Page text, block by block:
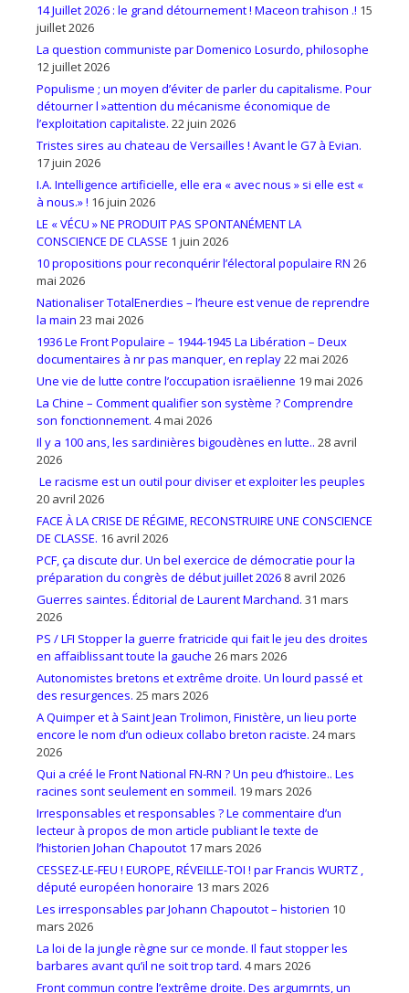
14 Juillet 2026 : le grand détournement ! Maceon trahison .! 15
juillet 2026
La question communiste par Domenico Losurdo, philosophe
12 juillet 2026
Populisme ; un moyen d’éviter de parler du capitalisme. Pour
détourner l »attention du mécanisme économique de
l’exploitation capitaliste. 22 juin 2026
Tristes sires au chateau de Versailles ! Avant le G7 à Evian.
17 juin 2026
I.A. Intelligence artificielle, elle era « avec nous » si elle est «
à nous.» ! 16 juin 2026
LE « VÉCU » NE PRODUIT PAS SPONTANÉMENT LA
CONSCIENCE DE CLASSE 1 juin 2026
10 propositions pour reconquérir l’électoral populaire RN 26
mai 2026
Nationaliser TotalEnerdies – l’heure est venue de reprendre
la main 23 mai 2026
1936 Le Front Populaire – 1944-1945 La Libération – Deux
documentaires à nr pas manquer, en replay22 mai 2026
Une vie de lutte contre l’occupation israëlienne 19 mai 2026
La Chine – Comment qualifier son système ? Comprendre
son fonctionnement. 4 mai 2026
Il y a 100 ans, les sardinières bigoudènes en lutte.. 28 avril
2026
Le racisme est un outil pour diviser et exploiter les peuples
20 avril 2026
FACE À LA CRISE DE RÉGIME, RECONSTRUIRE UNE CONSCIENCE
DE CLASSE. 16 avril 2026
PCF, ça discute dur. Un bel exercice de démocratie pour la
préparation du congrès de début juillet 2026 8 avril 2026
Guerres saintes. Éditorial de Laurent Marchand. 31 mars
2026
PS / LFI Stopper la guerre fratricide qui fait le jeu des droites
en affaiblissant toute la gauche 26 mars 2026
Autonomistes bretons et extrême droite. Un lourd passé et
des resurgences. 25 mars 2026
A Quimper et à Saint Jean Trolimon, Finistère, un lieu porte
encore le nom d’un odieux collabo breton raciste. 24 mars
2026
Qui a créé le Front National FN-RN ? Un peu d’histoire.. Les
racines sont seulement en sommeil. 19 mars 2026
Irresponsables et responsables ? Le commentaire d’un
lecteur à propos de mon article publiant le texte de
l’historien Johan Chapoutot 17 mars 2026
CESSEZ-LE-FEU ! EUROPE, RÉVEILLE-TOI ! par Francis WURTZ ,
député européen honoraire 13 mars 2026
Les irresponsables par Johann Chapoutot – historien 10
mars 2026
La loi de la jungle règne sur ce monde. Il faut stopper les
barbares avant qu’il ne soit trop tard. 4 mars 2026
Front commun contre l’extrême droite. Des argumrnts, un